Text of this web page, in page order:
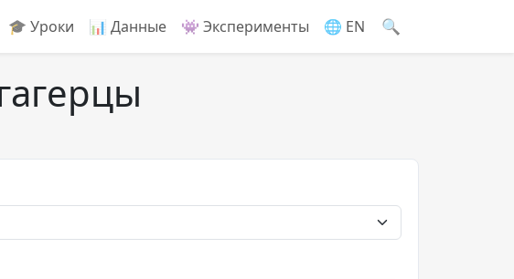
🔍
🎓 Уроки 📊 Данные 👾 Эксперименты 🌐 EN